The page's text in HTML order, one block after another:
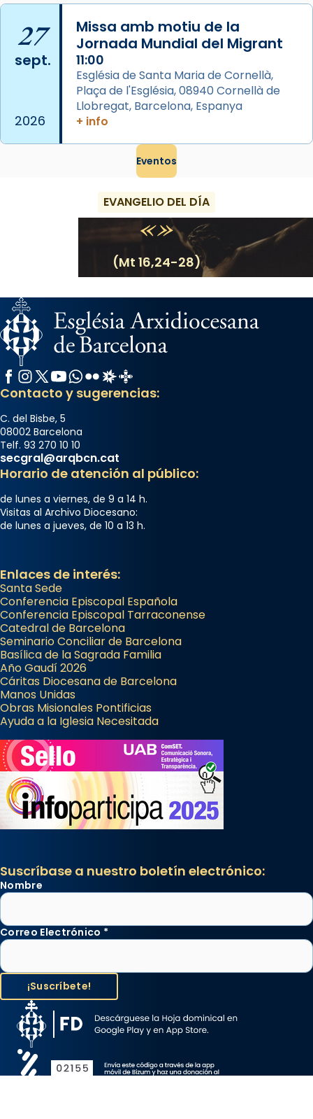
que les santes són filles de l’antiga Iluro.
Mataró en reivindicarà les relíq
...Ver más
View on Facebook · Share
27
sept.
2026
Missa amb motiu de la
Jornada Mundial del Migrant
11:00
Església de Santa Maria de Cornellà,
Plaça de l'Església, 08940 Cornellà de
Llobregat, Barcelona, Espanya
+ info
Eventos
EVANGELIO DEL DÍA
(Mt 16,24-28)
Facebook
Instagram
X / Twitter
YouTube
WhatsApp
FlickrRadio Estel
Catalunya Cristiana
Contacto y sugerencias:
C. del Bisbe, 5
08002 Barcelona
Telf. 93 270 10 10
secgral@arqbcn.cat
Horario de atención al público:
de lunes a viernes, de 9 a 14 h.
Visitas al Archivo Diocesano:
de lunes a jueves, de 10 a 13 h.
Enlaces de interés:
Santa Sede
Conferencia Episcopal Española
Conferencia Episcopal Tarraconense
Catedral de Barcelona
Seminario Conciliar de Barcelona
Basílica de la Sagrada Familia
Año Gaudí 2026
Cáritas Diocesana de Barcelona
Manos Unidas
Obras Misionales Pontificias
Ayuda a la Iglesia Necesitada
Suscríbase a nuestro boletín electrónico:
Nombre
Correo Electrónico *